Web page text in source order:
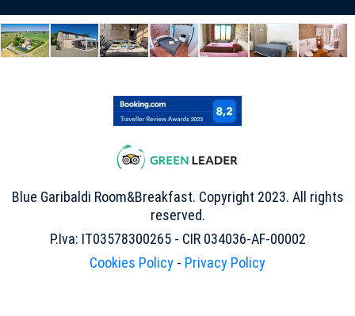
Blue Garibaldi Room&Breakfast. Copyright 2023. All rights
reserved.
P.Iva: IT03578300265 - CIR 034036-AF-00002
Cookies Policy - Privacy Policy